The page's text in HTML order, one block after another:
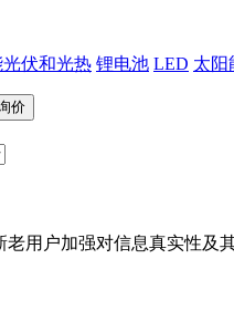
光伏和光热 锂电池 LED 太阳
老用户加强对信息真实性及